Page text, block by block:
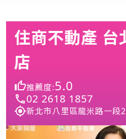
住商不動產 台
店
推薦度:5.0
02 2618 1857
新北市八里區龍米路一段